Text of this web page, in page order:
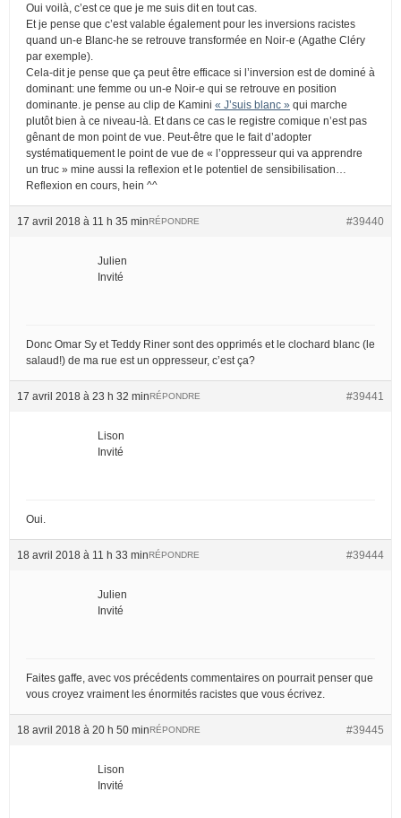
Oui voilà, c’est ce que je me suis dit en tout cas.
Et je pense que c’est valable également pour les inversions racistes
quand un-e Blanc-he se retrouve transformée en Noir-e (Agathe Cléry
par exemple).
Cela-dit je pense que ça peut être efficace si l’inversion est de dominé à
dominant: une femme ou un-e Noir-e qui se retrouve en position
dominante. je pense au clip de Kamini « J’suis blanc » qui marche
plutôt bien à ce niveau-là. Et dans ce cas le registre comique n’est pas
gênant de mon point de vue. Peut-être que le fait d’adopter
systématiquement le point de vue de « l’oppresseur qui va apprendre
un truc » mine aussi la reflexion et le potentiel de sensibilisation…
Reflexion en cours, hein ^^
17 avril 2018 à 11 h 35 min #39440
RÉPONDRE
Julien
Invité
Donc Omar Sy et Teddy Riner sont des opprimés et le clochard blanc (le
salaud!) de ma rue est un oppresseur, c’est ça?
17 avril 2018 à 23 h 32 min #39441
RÉPONDRE
Lison
Invité
Oui.
18 avril 2018 à 11 h 33 min #39444
RÉPONDRE
Julien
Invité
Faites gaffe, avec vos précédents commentaires on pourrait penser que
vous croyez vraiment les énormités racistes que vous écrivez.
18 avril 2018 à 20 h 50 min #39445
RÉPONDRE
Lison
Invité